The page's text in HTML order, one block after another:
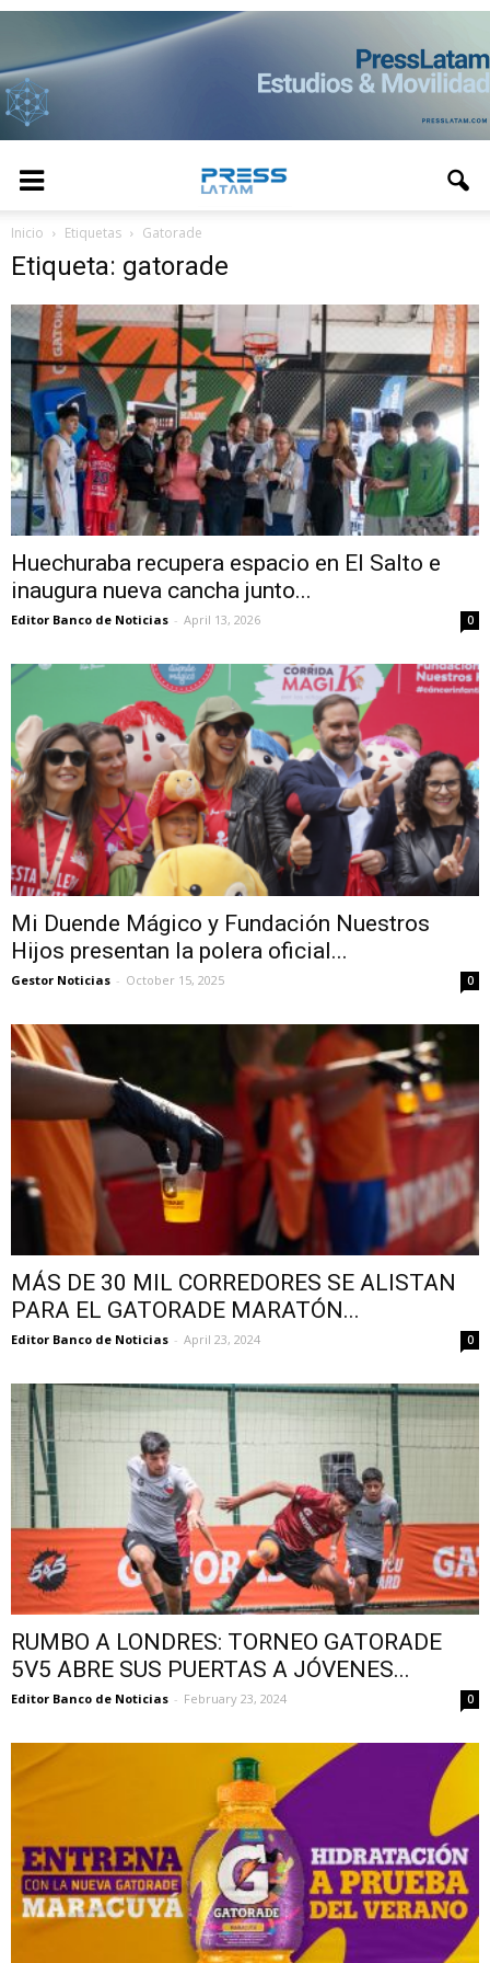
Inicio Etiquetas Gatorade
Etiqueta: gatorade
Huechuraba recupera espacio en El Salto e
inaugura nueva cancha junto...
Editor Banco de Noticias - April 13, 2026 0
Mi Duende Mágico y Fundación Nuestros
Hijos presentan la polera oficial...
Gestor Noticias - October 15, 2025 0
MÁS DE 30 MIL CORREDORES SE ALISTAN
PARA EL GATORADE MARATÓN...
Editor Banco de Noticias - April 23, 2024 0
RUMBO A LONDRES: TORNEO GATORADE
5V5 ABRE SUS PUERTAS A JÓVENES...
Editor Banco de Noticias - February 23, 2024 0